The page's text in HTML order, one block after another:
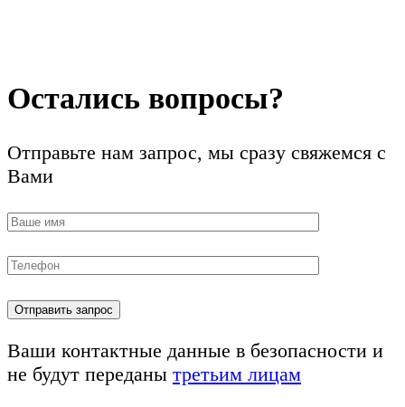
Остались вопросы?
Отправьте нам запрос, мы сразу свяжемся с
Вами
Ваши контактные данные в безопасности и
не будут переданы третьим лицам